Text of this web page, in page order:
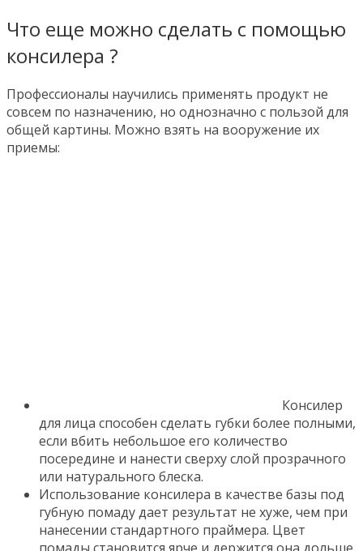
Что еще можно сделать с помощью
консилера ?
Профессионалы научились применять продукт не
совсем по назначению, но однозначно с пользой для
общей картины. Можно взять на вооружение их
приемы:
Консилер
для лица способен сделать губки более полными,
если вбить небольшое его количество
посередине и нанести сверху слой прозрачного
или натурального блеска.
Использование консилера в качестве базы под
губную помаду дает результат не хуже, чем при
нанесении стандартного праймера. Цвет